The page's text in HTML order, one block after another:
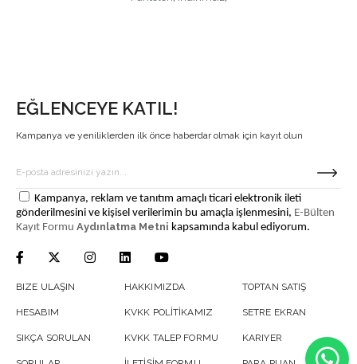
EĞLENCEYE KATIL!
Kampanya ve yeniliklerden ilk önce haberdar olmak için kayıt olun
Kampanya, reklam ve tanıtım amaçlı ticari elektronik ileti
gönderilmesini ve kişisel verilerimin bu amaçla işlenmesini, E-Bülten
Kayıt Formu Aydınlatma Metni kapsamında kabul ediyorum.
BIZE ULAŞIN
HESABIM
SIKÇA SORULAN
HAKKIMIZDA
KVKK POLİTİKAMIZ
KVKK TALEP FORMU
TOPTAN SATIŞ
SETRE EKRAN
KARIYER